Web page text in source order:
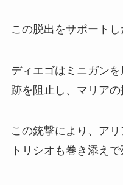
この脱出をサポートし
ディエゴはミニガン
跡を阻止し、マリアの
この銃撃により、ア
トリシオも巻き添えで